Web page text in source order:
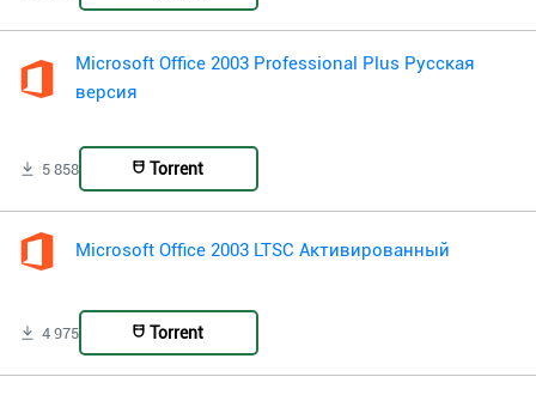
Microsoft Office 2003 Professional Plus Русская
версия
5 858 Torrent
Microsoft Office 2003 LTSC Активированный
4 975 Torrent